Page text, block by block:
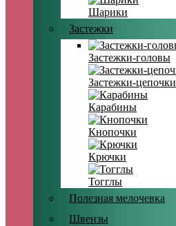
Шарики
Застежки
Застежки-головы
Застежки-цепочки
Карабины
Кнопочки
Крючки
Тогглы
Полезная мелочевка
Швензы